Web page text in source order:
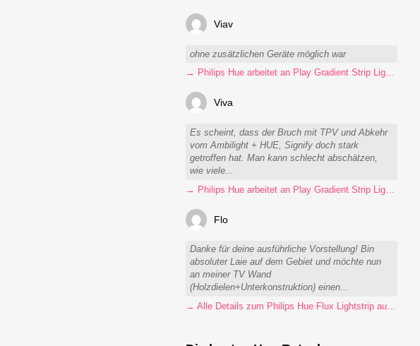
Viav
ohne zusätzlichen Geräte möglich war
→ Philips Hue arbeitet an Play Gradient Strip Light Pro
Viva
Es scheint, dass der Bruch mit TPV und Abkehr
vom Ambilight + HUE, Signify doch stark
getroffen hat. Man kann schlecht abschätzen,
wie viele...
Flo
Danke für deine ausführliche Vorstellung! Bin
absoluter Laie auf dem Gebiet und möchte nun
an meiner TV Wand
(Holzdielen+Unterkonstruktion) einen...
→ Alle Details zum Philips Hue Flux Lightstrip auf einen Blick